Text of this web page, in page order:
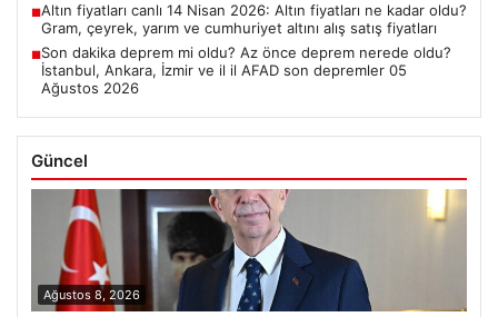
■Altın fiyatları canlı 14 Nisan 2026: Altın fiyatları ne kadar oldu?
Gram, çeyrek, yarım ve cumhuriyet altını alış satış fiyatları
■Son dakika deprem mi oldu? Az önce deprem nerede oldu?
İstanbul, Ankara, İzmir ve il il AFAD son depremler 05
Ağustos 2026
Güncel
Ağustos 8, 2026